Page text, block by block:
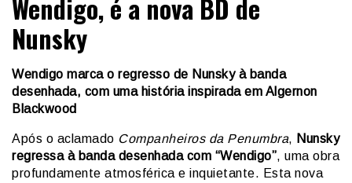
Wendigo, é a nova BD de
Nunsky
Wendigo marca o regresso de Nunsky à banda
desenhada, com uma história inspirada em Algernon
Blackwood
Após o aclamado Companheiros da Penumbra, Nunsky
regressa à banda desenhada com “Wendigo”, uma obra
profundamente atmosférica e inquietante. Esta nova